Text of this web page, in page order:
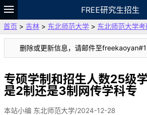
FREE研究生招生
题库
故事 专题 APP 笔
VIP
资料
首页 > 吉林 > 东北师范大学 > 东北师范大学
删除或更新信息，请邮件至
专硕学制和招生人数25级
是2制还是3制网传学科专
本站小编 东北师范大学/2024-12-28